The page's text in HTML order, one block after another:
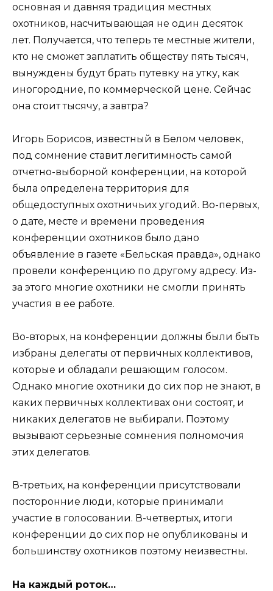
основная и давняя традиция местных
охотников, насчитывающая не один десяток
лет. Получается, что теперь те местные жители,
кто не сможет заплатить обществу пять тысяч,
вынуждены будут брать путевку на утку, как
иногородние, по коммерческой цене. Сейчас
она стоит тысячу, а завтра?
Игорь Борисов, известный в Белом человек,
под сомнение ставит легитимность самой
отчетно-выборной конференции, на которой
была определена территория для
общедоступных охотничьих угодий. Во-первых,
о дате, месте и времени проведения
конференции охотников было дано
объявление в газете «Бельская правда», однако
провели конференцию по другому адресу. Из-
за этого многие охотники не смогли принять
участия в ее работе.
Во-вторых, на конференции должны были быть
избраны делегаты от первичных коллективов,
которые и обладали решающим голосом.
Однако многие охотники до сих пор не знают, в
каких первичных коллективах они состоят, и
никаких делегатов не выбирали. Поэтому
вызывают серьезные сомнения полномочия
этих делегатов.
В-третьих, на конференции присутствовали
посторонние люди, которые принимали
участие в голосовании. В-четвертых, итоги
конференции до сих пор не опубликованы и
большинству охотников поэтому неизвестны.
На каждый роток…